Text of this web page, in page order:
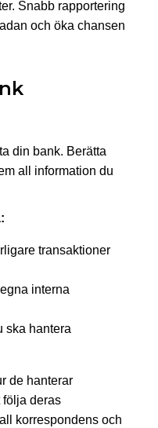
Snabb rapportering
och öka chansen
din bank. Berätta
all information du
transaktioner
interna
ska hantera
de hanterar
följa deras
korrespondens och